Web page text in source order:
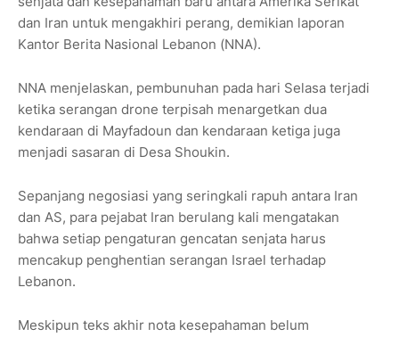
dan Iran untuk mengakhiri perang, demikian laporan
Kantor Berita Nasional Lebanon (NNA).
NNA menjelaskan, pembunuhan pada hari Selasa terjadi
ketika serangan drone terpisah menargetkan dua
kendaraan di Mayfadoun dan kendaraan ketiga juga
menjadi sasaran di Desa Shoukin.
Sepanjang negosiasi yang seringkali rapuh antara Iran
dan AS, para pejabat Iran berulang kali mengatakan
bahwa setiap pengaturan gencatan senjata harus
mencakup penghentian serangan Israel terhadap
Lebanon.
Meskipun teks akhir nota kesepahaman belum